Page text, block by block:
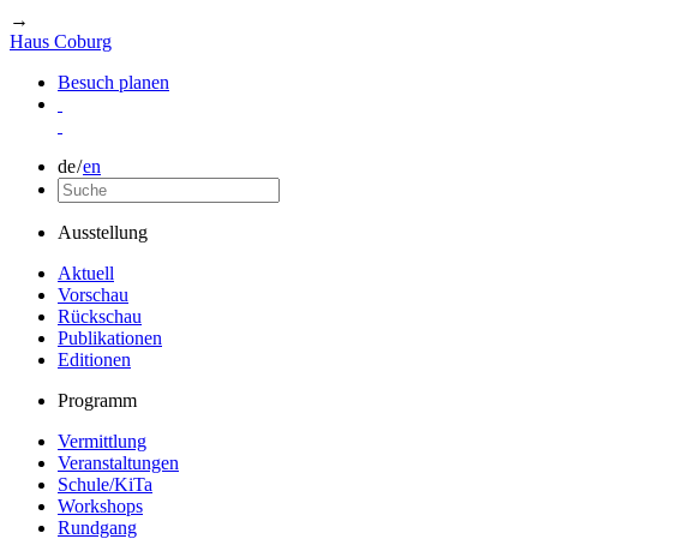
→
Haus Coburg
Besuch planen
de/en
Ausstellung
Aktuell
Vorschau
Rückschau
Publikationen
Editionen
Programm
Vermittlung
Veranstaltungen
Schule/KiTa
Workshops
Rundgang